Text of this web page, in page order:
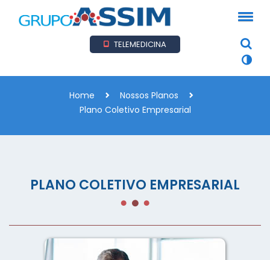
TELEMEDICINA
Home
Nossos Planos
Plano Coletivo Empresarial
PLANO COLETIVO EMPRESARIAL